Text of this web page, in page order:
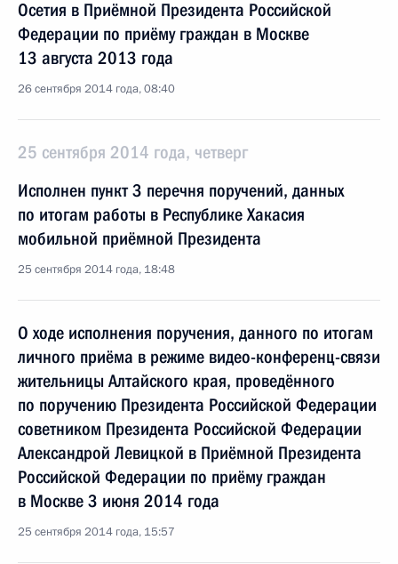
Осетия в Приёмной Президента Российской
Федерации по приёму граждан в Москве
13 августа 2013 года
26 сентября 2014 года, 08:40
25 сентября 2014 года, четверг
Исполнен пункт 3 перечня поручений, данных
по итогам работы в Республике Хакасия
мобильной приёмной Президента
25 сентября 2014 года, 18:48
О ходе исполнения поручения, данного по итогам
личного приёма в режиме видео-конференц-связи
жительницы Алтайского края, проведённого
по поручению Президента Российской Федерации
советником Президента Российской Федерации
Александрой Левицкой в Приёмной Президента
Российской Федерации по приёму граждан
в Москве 3 июня 2014 года
25 сентября 2014 года, 15:57